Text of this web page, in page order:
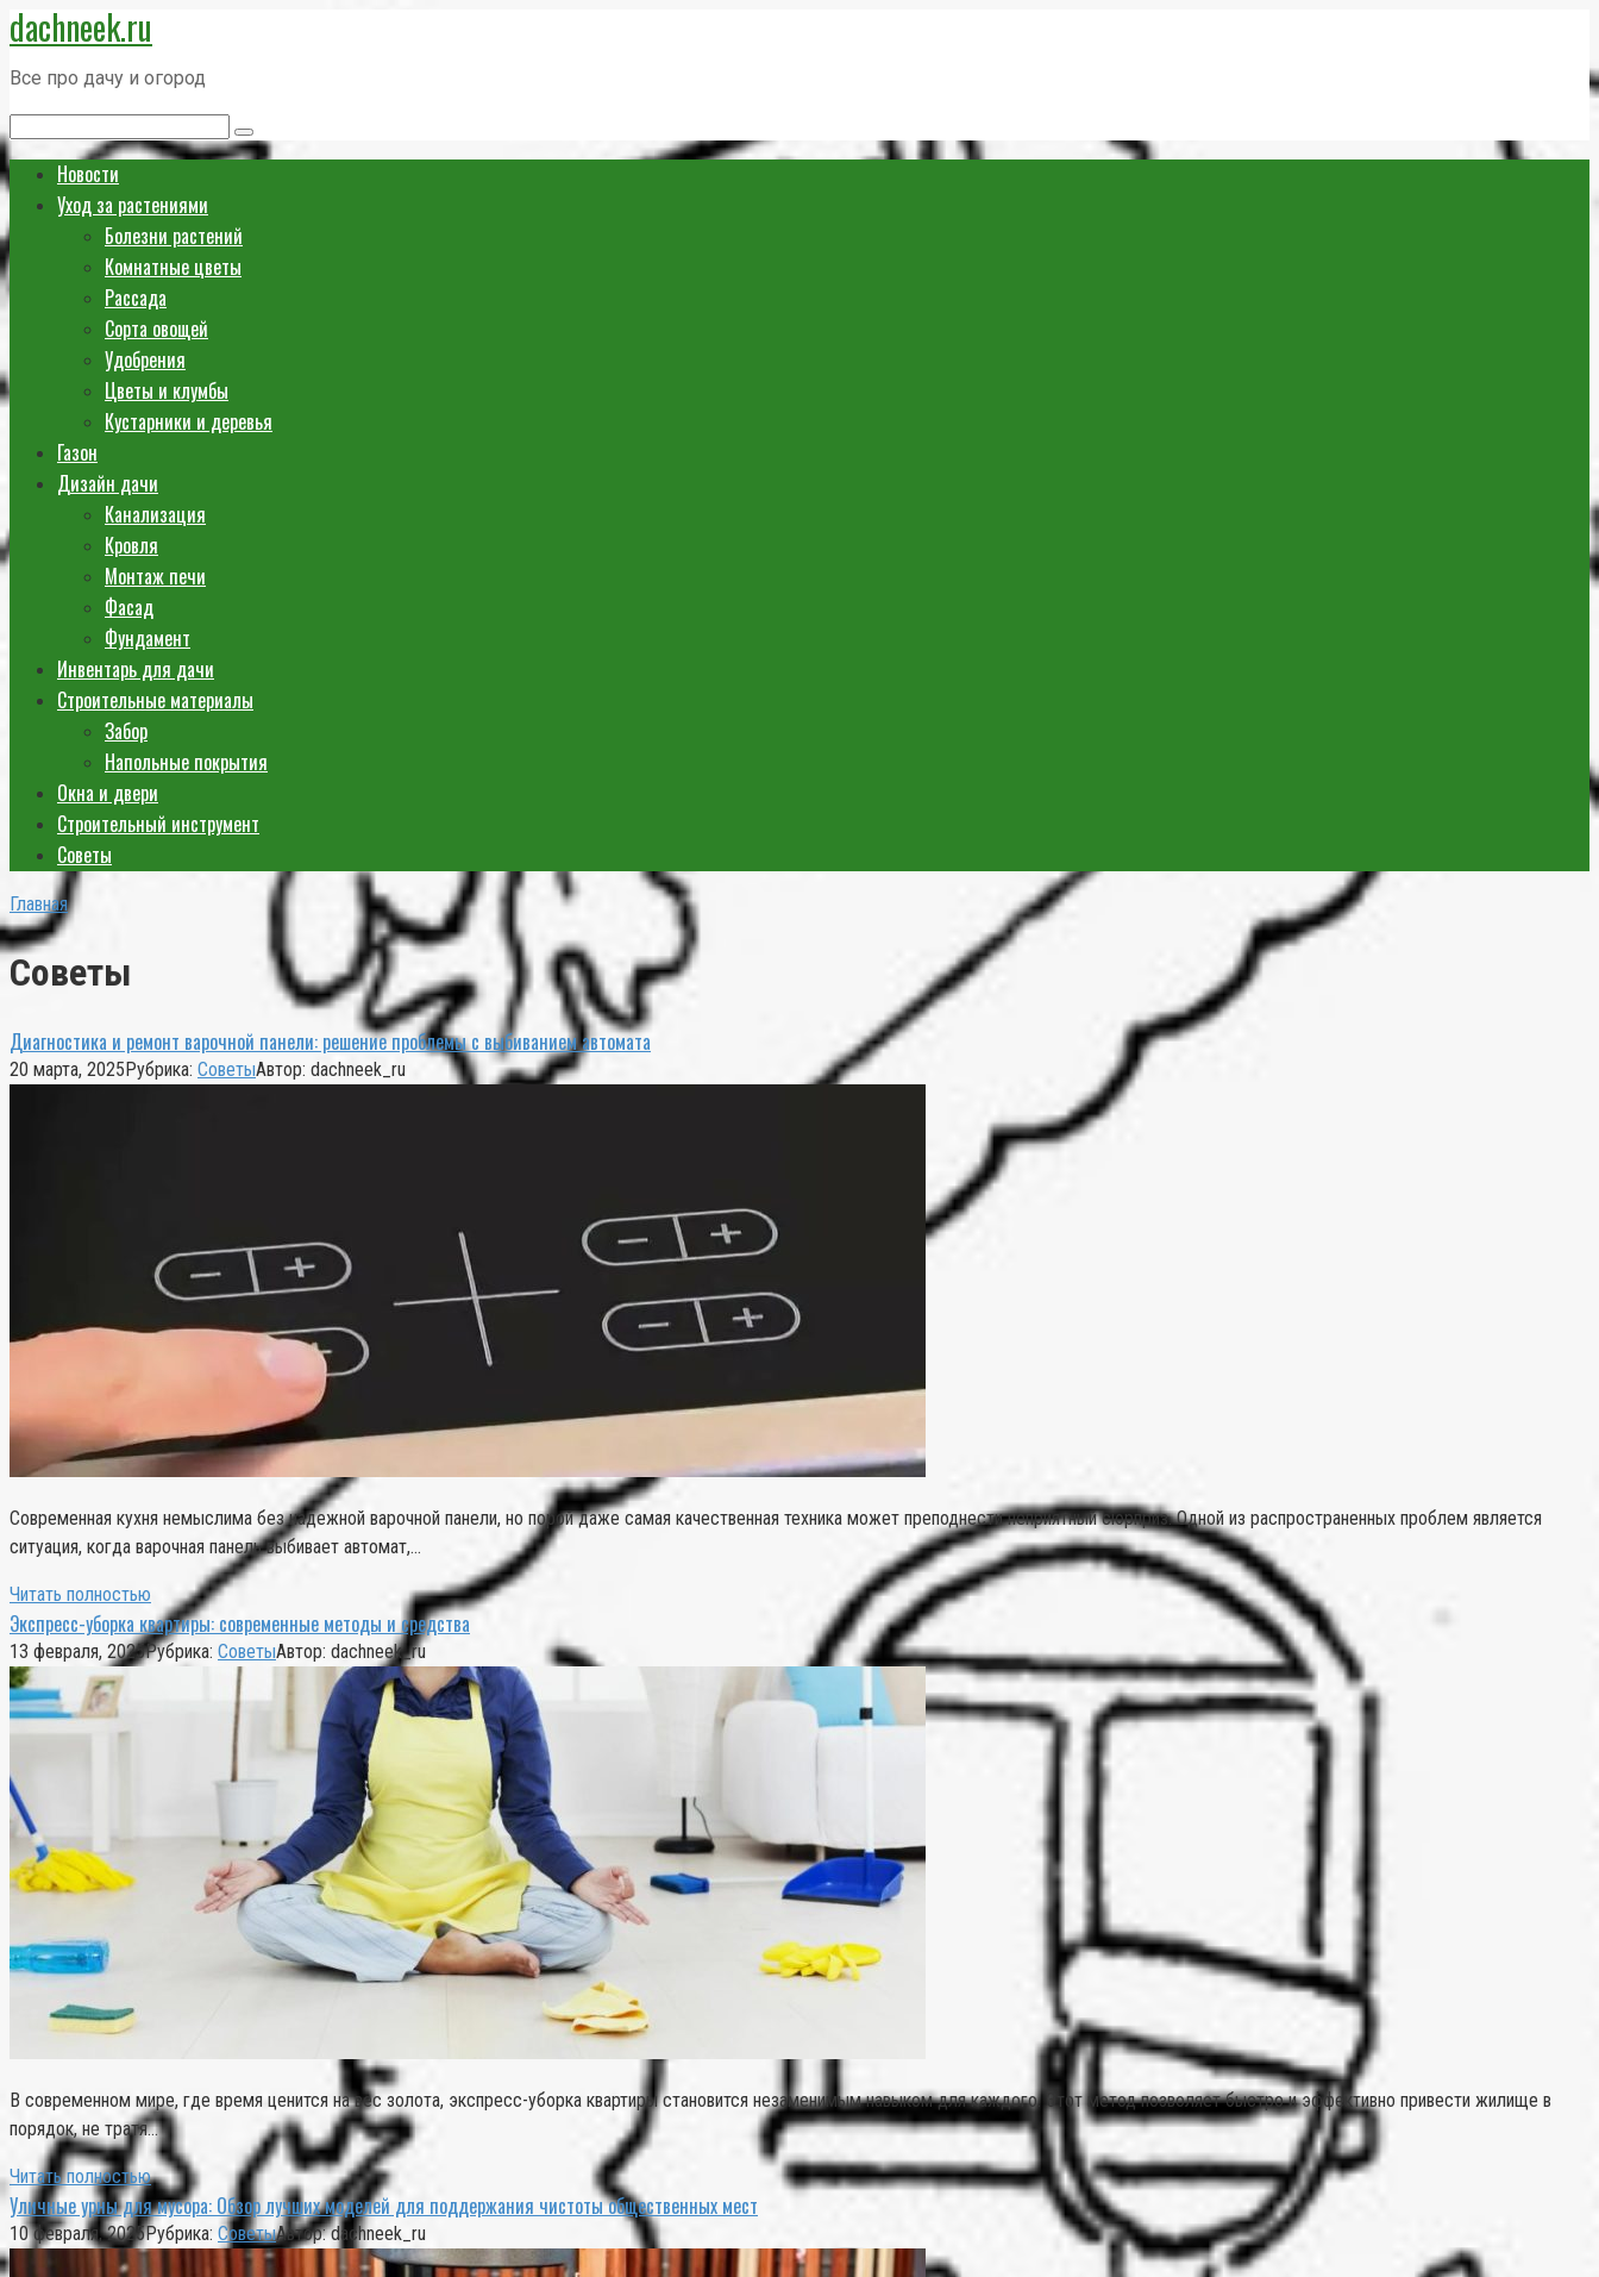
Перейти
к
контенту
dachneek.ru
Все про дачу и огород
Новости
Уход за растениями
Болезни растений
Комнатные цветы
Рассада
Сорта овощей
Удобрения
Цветы и клумбы
Кустарники и деревья
Газон
Дизайн дачи
Канализация
Кровля
Монтаж печи
Фасад
Фундамент
Инвентарь для дачи
Строительные материалы
Забор
Напольные покрытия
Окна и двери
Строительный инструмент
Советы
Главная
Советы
Диагностика и ремонт варочной панели: решение проблемы с выбиванием автомата
20 марта, 2025Рубрика: СоветыАвтор: dachneek_ru
Современная кухня немыслима без надежной варочной панели, но порой даже самая качественная техника может преподнести неприятный сюрприз. Одной из распространенных проблем является
ситуация, когда варочная панель выбивает автомат,…
Читать полностью
Экспресс-уборка квартиры: современные методы и средства
13 февраля, 2025Рубрика: СоветыАвтор: dachneek_ru
В современном мире, где время ценится на вес золота, экспресс-уборка квартиры становится незаменимым навыком для каждого. Этот метод позволяет быстро и эффективно привести жилище в
порядок, не тратя…
Читать полностью
Уличные урны для мусора: Обзор лучших моделей для поддержания чистоты общественных мест
10 февраля, 2025Рубрика: СоветыАвтор: dachneek_ru